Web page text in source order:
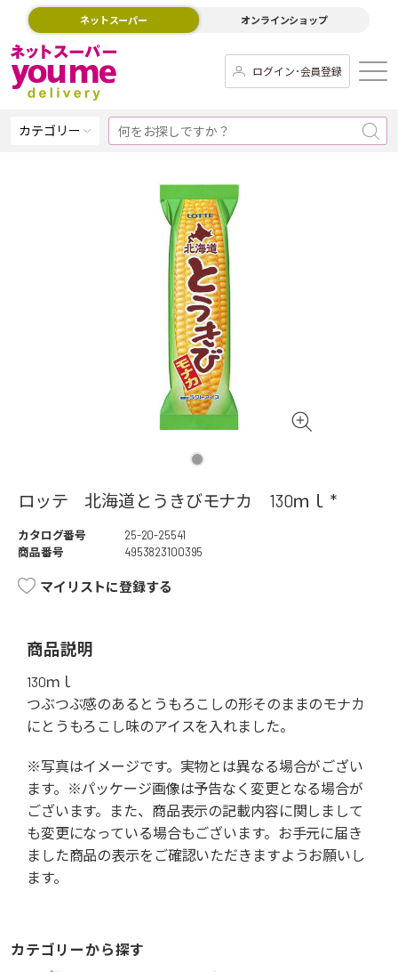
ネットスーパー オンラインショップ
ログイン･会員登録
カテゴリー
ロッテ 北海道とうきびモナカ 130ｍｌ *
カタログ番号
25-20-25541
商品番号
4953823100395
マイリストに登録する
商品説明
130ｍｌ
つぶつぶ感のあるとうもろこしの形そのままのモナカ
にとうもろこし味のアイスを入れました。
※写真はイメージです。実物とは異なる場合がござい
ます。※パッケージ画像は予告なく変更となる場合が
ございます。また、商品表示の記載内容に関しまして
も変更になっている場合もございます。お手元に届き
ました商品の表示をご確認いただきますようお願いし
ます。
カテゴリーから探す